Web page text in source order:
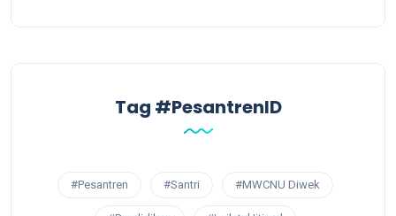
Tag #PesantrenID
#Pesantren #Santri #MWCNU Diwek